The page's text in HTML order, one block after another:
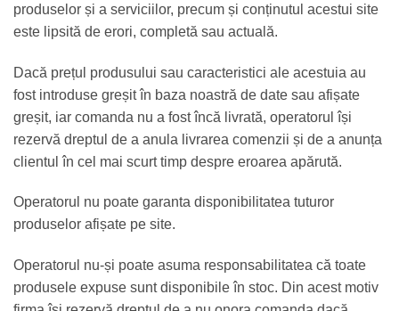
produselor și a serviciilor, precum și conținutul acestui site
este lipsită de erori, completă sau actuală.
Dacă prețul produsului sau caracteristici ale acestuia au
fost introduse greșit în baza noastră de date sau afișate
greșit, iar comanda nu a fost încă livrată, operatorul își
rezervă dreptul de a anula livrarea comenzii și de a anunța
clientul în cel mai scurt timp despre eroarea apărută.
Operatorul nu poate garanta disponibilitatea tuturor
produselor afișate pe site.
Operatorul nu-și poate asuma responsabilitatea că toate
produsele expuse sunt disponibile în stoc. Din acest motiv